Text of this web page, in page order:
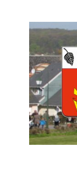
contenu